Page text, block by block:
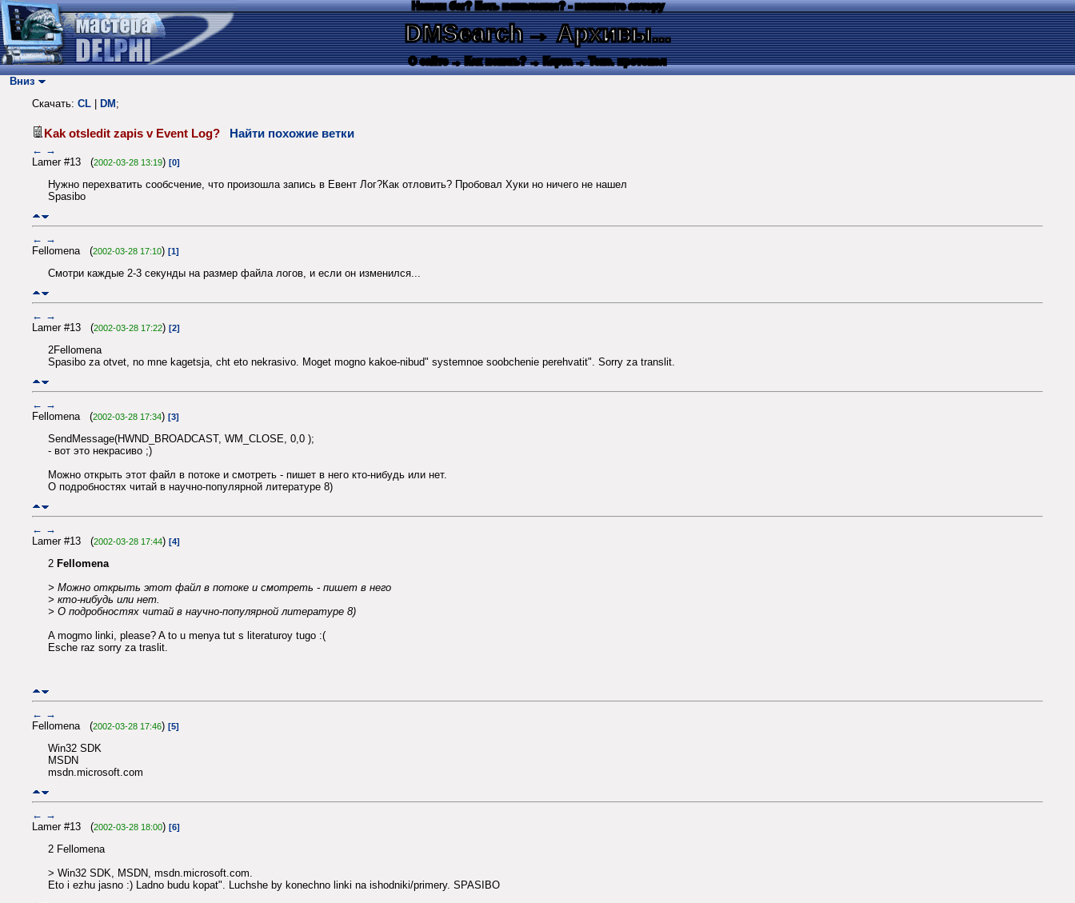
Нашли баг? Есть пожелания? - напишите автору
DMSearch→ Архивы...
О сайте → Как искать? → Карта → Текс. протокол
Вниз
Скачать: CL DM ;
Kak otsledit zapis v Event Log? Найти похожие ветки
← →
Lamer #13 (2002-03-28 13:19) [0]
Нужно перехватить сообсчение, что произошла запись в Евент Лог?Как отловить? Пробовал Хуки но ничего не нашел
Spasibo
← →
Fellomena (2002-03-28 17:10) [1]
Смотри каждые 2-3 секунды на размер файла логов, и если он изменился...
← →
Lamer #13 (2002-03-28 17:22) [2]
2Fellomena
Spasibo za otvet, no mne kagetsja, cht eto nekrasivo. Moget mogno kakoe-nibud" systemnoe soobchenie perehvatit". Sorry za translit.
← →
Fellomena (2002-03-28 17:34) [3]
SendMessage(HWND_BROADCAST, WM_CLOSE, 0,0 );
- вот это некрасиво ;)
Можно открыть этот файл в потоке и смотреть - пишет в него кто-нибудь или нет.
О подробностях читай в научно-популярной литературе 8)
← →
Lamer #13 (2002-03-28 17:44) [4]
2 Fellomena
> Можно открыть этот файл в потоке и смотреть - пишет в него
> кто-нибудь или нет.
> О подробностях читай в научно-популярной литературе 8)
A mogmo linki, please? A to u menya tut s literaturoy tugo :(
Esche raz sorry za traslit.
← →
Fellomena (2002-03-28 17:46) [5]
Win32 SDK
MSDN
msdn.microsoft.com
← →
Lamer #13 (2002-03-28 18:00) [6]
2 Fellomena
> Win32 SDK, MSDN, msdn.microsoft.com.
Eto i ezhu jasno :) Ladno budu kopat". Luchshe by konechno linki na ishodniki/primery. SPASIBO